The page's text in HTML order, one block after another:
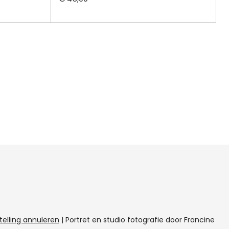
annuleren | Portret en studio fotografie door Francine